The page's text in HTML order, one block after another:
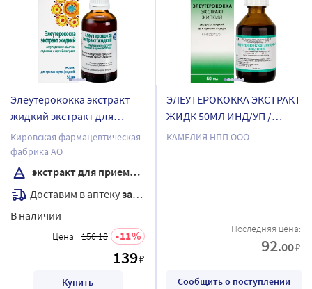
Элеутерококка экстракт
жидкий экстракт для
приема внутрь (жидкий) 50
мл
Кировская фармацевтическая
фабрика АО
экстракт для приема внутрь
Доставим в аптекузавтра
В наличии
Цена: 156.18 11
139₽
Купить
ЭЛЕУТЕРОКОККА ЭКСТРАКТ
ЖИДК 50МЛ ИНД/УП /
КАМЕЛИЯ/
КАМЕЛИЯ НПП ООО
Последняя цена:
92.00₽
Сообщить о поступлении